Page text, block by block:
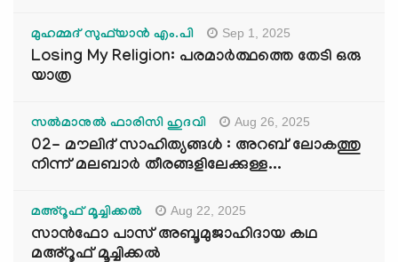
മുഹമ്മദ് സുഫ്‌യാൻ എം.പി Sep 1, 2025
Losing My Religion: പരമാർത്ഥത്തെ തേടി ഒരു
യാത്ര
സൽമാനുൽ ഫാരിസി ഹുദവി Aug 26, 2025
02- മൗലിദ് സാഹിത്യങ്ങൾ : അറബ് ലോകത്തു
നിന്ന് മലബാർ തീരങ്ങളിലേക്കുള്ള...
മഅ്റൂഫ് മൂച്ചിക്കല്‍ Aug 22, 2025
സാൻഫോ പാസ് അബൂമുജാഹിദായ കഥ
മഅ്റൂഫ് മൂച്ചിക്കല്‍